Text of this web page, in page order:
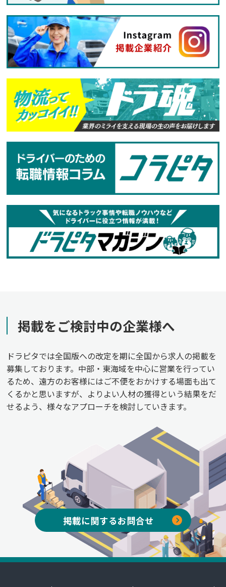
掲載をご検討中の企業様へ
ドラピタでは全国版への改定を期に全国から求人の掲載を
募集しております。中部・東海域を中心に営業を行ってい
るため、遠方のお客様にはご不便をおかけする場面も出て
くるかと思いますが、よりよい人材の獲得という結果をだ
せるよう、様々なアプローチを検討していきます。
掲載に関するお問合せ